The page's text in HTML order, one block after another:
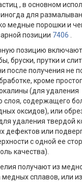
, в основном
для
медные порошки и
позиции 7406
позицию
бруски, прутки и
после получения не
кроме
(для удаления
слоя, содержащего
оксидов), или
удаления твердой
дефектов или
с одной ее
качества).
получают из
сплавов, или